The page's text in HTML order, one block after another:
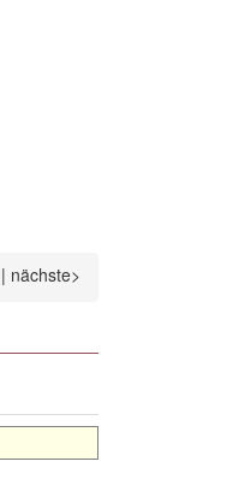
| nächste>